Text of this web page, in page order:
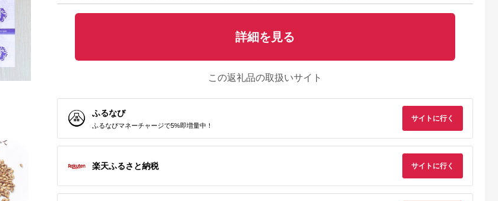
詳細を見る
この返礼品の取扱いサイト
ふるなび
ふるなびマネーチャージで5%即増量中！
サイトに行く
楽天ふるさと納税 サイトに行く